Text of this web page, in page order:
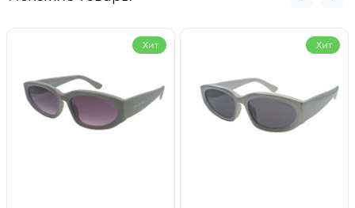
Хит Хит